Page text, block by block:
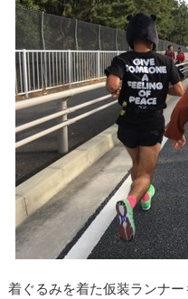
着ぐるみを着た仮装ランナ